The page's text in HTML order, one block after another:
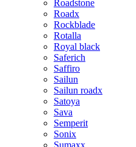
Roadstone
Roadx
Rockblade
Rotalla
Royal black
Saferich
Saffiro
Sailun
Sailun roadx
Satoya
Sava
Semperit
Sonix
Sumaxx